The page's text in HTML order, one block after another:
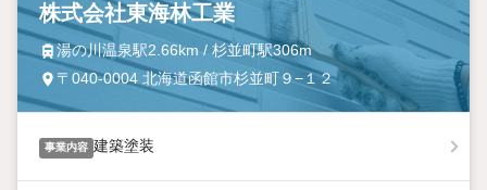
株式会社東海林工業
湯の川温泉駅2.66km / 杉並町駅306m
〒040-0004 北海道函館市杉並町９−１２
事業内容 建築塗装